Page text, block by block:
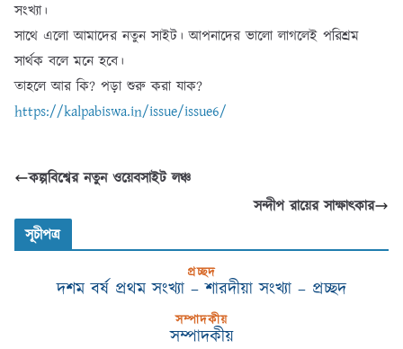
সংখ্যা।
সাথে এলো আমাদের নতুন সাইট। আপনাদের ভালো লাগলেই পরিশ্রম
সার্থক বলে মনে হবে।
তাহলে আর কি? পড়া শুরু করা যাক?
https://kalpabiswa.in/issue/issue6/
কল্পবিশ্বের নতুন ওয়েবসাইট লঞ্চ
সন্দীপ রায়ের সাক্ষাৎকার
সূচীপত্র
প্রচ্ছদ
দশম বর্ষ প্রথম সংখ্যা – শারদীয়া সংখ্যা – প্রচ্ছদ
সম্পাদকীয়
সম্পাদকীয়